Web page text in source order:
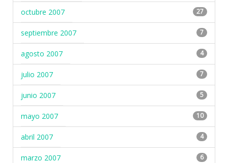
octubre 2007 27
septiembre 2007 7
agosto 2007 4
julio 2007 7
junio 2007 5
mayo 2007 10
abril 2007 4
marzo 2007 6